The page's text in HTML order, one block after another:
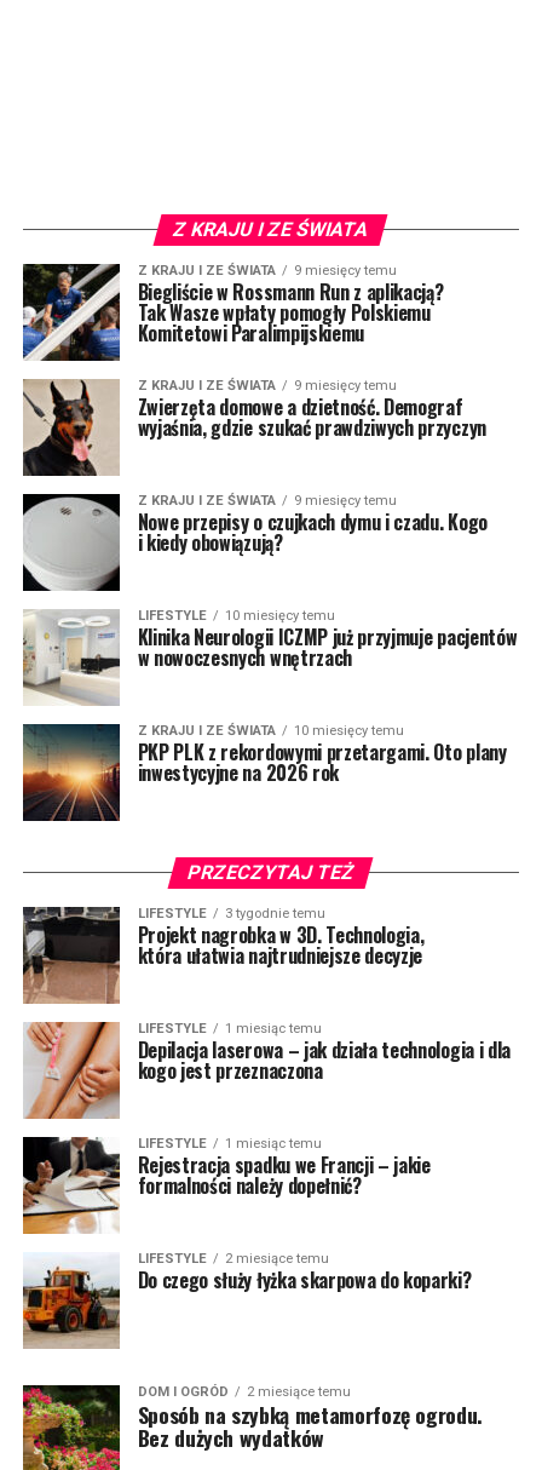
Z KRAJU I ZE ŚWIATA
Z KRAJU I ZE ŚWIATA 9 miesięcy temu
Biegliście w Rossmann Run z aplikacją?
Tak Wasze wpłaty pomogły Polskiemu
Komitetowi Paralimpijskiemu
Z KRAJU I ZE ŚWIATA 9 miesięcy temu
Zwierzęta domowe a dzietność. Demograf
wyjaśnia, gdzie szukać prawdziwych przyczyn
Z KRAJU I ZE ŚWIATA 9 miesięcy temu
Nowe przepisy o czujkach dymu i czadu. Kogo
i kiedy obowiązują?
LIFESTYLE 10 miesięcy temu
Klinika Neurologii ICZMP już przyjmuje pacjentów
w nowoczesnych wnętrzach
Z KRAJU I ZE ŚWIATA 10 miesięcy temu
PKP PLK z rekordowymi przetargami. Oto plany
inwestycyjne na 2026 rok
PRZECZYTAJ TEŻ
LIFESTYLE 3 tygodnie temu
Projekt nagrobka w 3D. Technologia,
która ułatwia najtrudniejsze decyzje
LIFESTYLE 1 miesiąc temu
Depilacja laserowa – jak działa technologia i dla
kogo jest przeznaczona
LIFESTYLE 1 miesiąc temu
Rejestracja spadku we Francji – jakie
formalności należy dopełnić?
LIFESTYLE 2 miesiące temu
Do czego służy łyżka skarpowa do koparki?
DOM I OGRÓD 2 miesiące temu
Sposób na szybką metamorfozę ogrodu.
Bez dużych wydatków